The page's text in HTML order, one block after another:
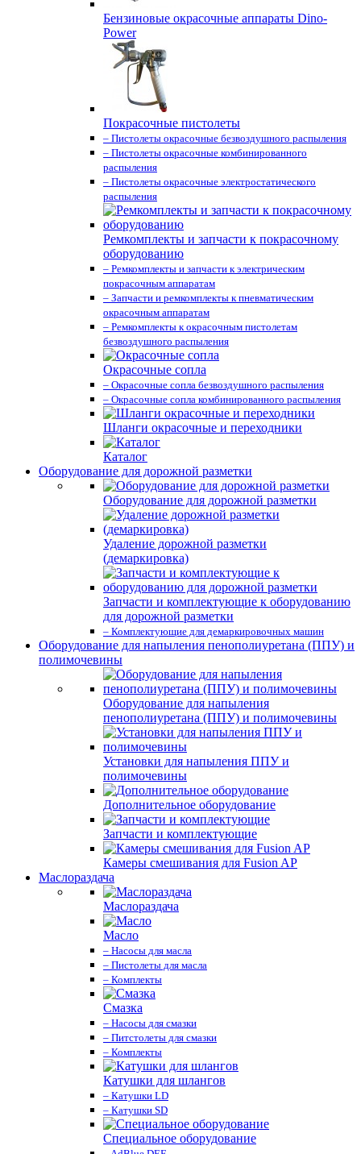
Бензиновые окрасочные аппараты Dino-
Power
Покрасочные пистолеты
– Пистолеты окрасочные безвоздушного распыления
– Пистолеты окрасочные комбинированного
распыления
– Пистолеты окрасочные электростатического
распыления
Ремкомплекты и запчасти к покрасочному
оборудованию
– Ремкомплекты и запчасти к электрическим
покрасочным аппаратам
– Запчасти и ремкомплекты к пневматическим
окрасочным аппаратам
– Ремкомплекты к окрасочным пистолетам
безвоздушного распыления
Окрасочные сопла
– Окрасочные сопла безвоздушного распыления
– Окрасочные сопла комбинированного распыления
Шланги окрасочные и переходники
Каталог
Оборудование для дорожной разметки
Оборудование для дорожной разметки
Удаление дорожной разметки
(демаркировка)
Запчасти и комплектующие к оборудованию
для дорожной разметки
– Комплектующие для демаркировочных машин
Оборудование для напыления пенополиуретана (ППУ) и
полимочевины
Оборудование для напыления
пенополиуретана (ППУ) и полимочевины
Установки для напыления ППУ и
полимочевины
Дополнительное оборудование
Запчасти и комплектующие
Камеры смешивания для Fusion AP
Маслораздача
Маслораздача
Масло
– Насосы для масла
– Пистолеты для масла
– Комплекты
Смазка
– Насосы для смазки
– Питстолеты для смазки
– Комплекты
Катушки для шлангов
– Катушки LD
– Катушки SD
Специальное оборудование